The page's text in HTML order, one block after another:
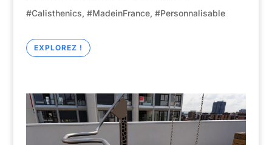
#Calisthenics, #MadeinFrance, #Personnalisable
EXPLOREZ !